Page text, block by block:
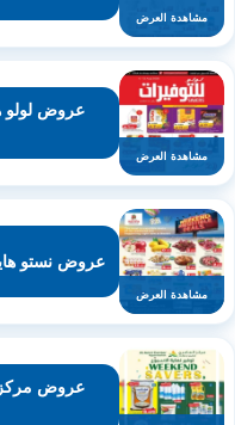
مشاهدة العرض
مشاهدة العرض
مشاهدة العرض
عروض نستو هايبر